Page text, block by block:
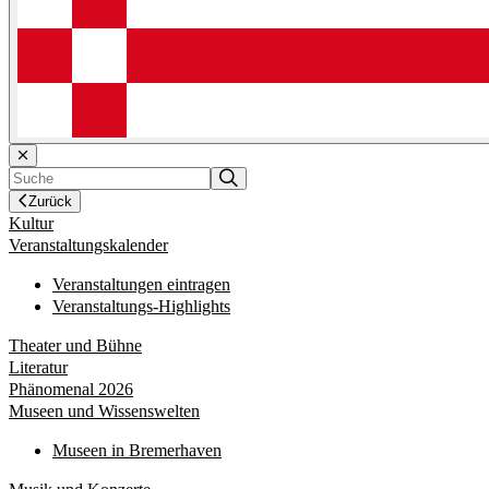
Zurück
Kultur
Veranstaltungskalender
Veranstaltungen eintragen
Veranstaltungs-Highlights
Theater und Bühne
Literatur
Phänomenal 2026
Museen und Wissenswelten
Museen in Bremerhaven